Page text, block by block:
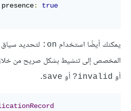
presence:
true
يمكنك أيضًا استخدام on:
لتحديد
المخصص إلى تنشيط بشكل صريح من
أو invalid? أو save
.